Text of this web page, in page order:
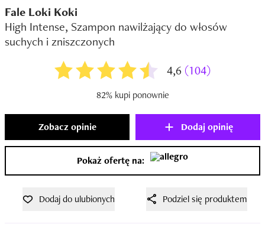
Fale Loki Koki
High Intense, Szampon nawilżający do włosów
suchych i zniszczonych
4,6 (104)
82% kupi ponownie
Zobacz opinie Dodaj opinię
Pokaż ofertę na:
Dodaj do ulubionych Podziel się produktem